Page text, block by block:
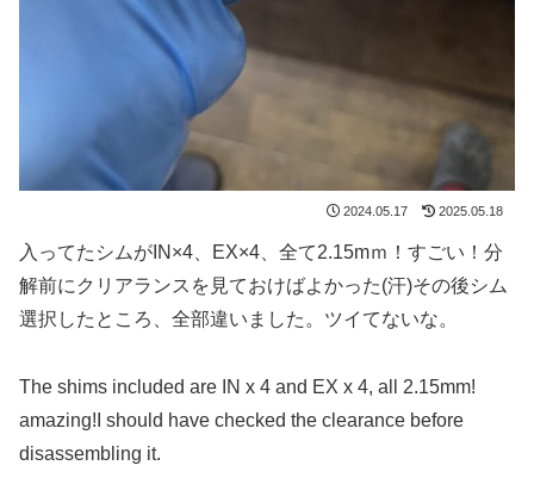
2024.05.17 2025.05.18
入ってたシムがIN×4、EX×4、全て2.15mｍ！すごい！分
解前にクリアランスを見ておけばよかった(汗)その後シム
選択したところ、全部違いました。ツイてないな。
The shims included are IN x 4 and EX x 4, all 2.15mm!
amazing!I should have checked the clearance before
disassembling it.